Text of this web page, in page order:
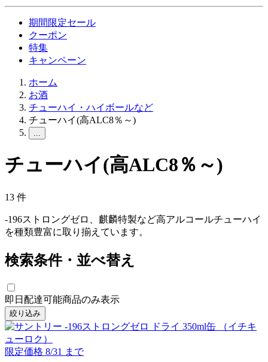
期間限定セール
クーポン
特集
キャンペーン
ホーム
お酒
チューハイ・ハイボールなど
チューハイ(高ALC8％～)
...
チューハイ(高ALC8％～)
13 件
‐196ストロングゼロ、麒麟特製など高アルコールチューハイ
を種類豊富に取り揃えています。
検索条件・並べ替え
即日配達可能商品のみ表示
絞り込み
限定価格 8/31 まで